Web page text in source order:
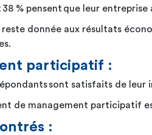
38 % pensent que leur
reste donnée aux résultats
participatif :
sont satisfaits de
de management participatif
: